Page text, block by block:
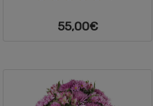
55,00€